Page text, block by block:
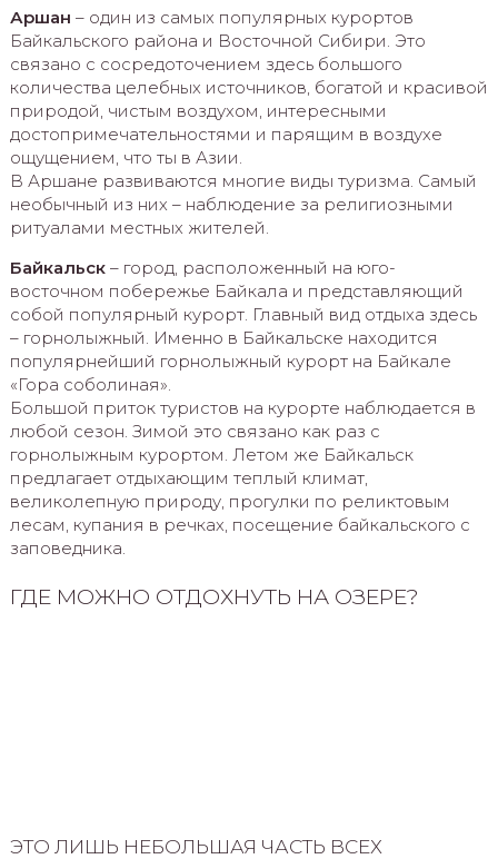
Аршан – один из самых популярных курортов
Байкальского района и Восточной Сибири. Это
связано с сосредоточением здесь большого
количества целебных источников, богатой и красивой
природой, чистым воздухом, интересными
достопримечательностями и парящим в воздухе
ощущением, что ты в Азии.
В Аршане развиваются многие виды туризма. Самый
необычный из них – наблюдение за религиозными
ритуалами местных жителей.
Байкальск– город, расположенный на юго-
восточном побережье Байкала и представляющий
собой популярный курорт. Главный вид отдыха здесь
– горнолыжный. Именно в Байкальске находится
популярнейший горнолыжный курорт на Байкале
«Гора соболиная».
Большой приток туристов на курорте наблюдается в
любой сезон. Зимой это связано как раз с
горнолыжным курортом. Летом же Байкальск
предлагает отдыхающим теплый климат,
великолепную природу, прогулки по реликтовым
лесам, купания в речках, посещение байкальского с
заповедника.
ГДЕ МОЖНО ОТДОХНУТЬ НА ОЗЕРЕ?
ЭТО ЛИШЬ НЕБОЛЬШАЯ ЧАСТЬ ВСЕХ